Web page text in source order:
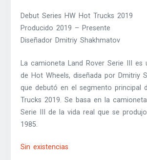
Debut Series HW Hot Trucks 2019
Producido 2019 – Presente
Diseñador Dmitriy Shakhmatov
La camioneta Land Rover Serie III es
de Hot Wheels, diseñada por Dmitriy
que debutó en el segmento principal
Trucks 2019. Se basa en la
Serie III de la vida real que se
1985.
Sin existencias